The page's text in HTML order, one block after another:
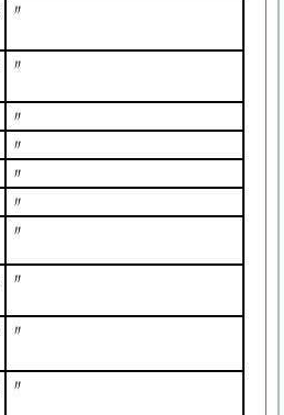
〃
〃
〃
〃
〃
〃
〃
〃
〃
〃